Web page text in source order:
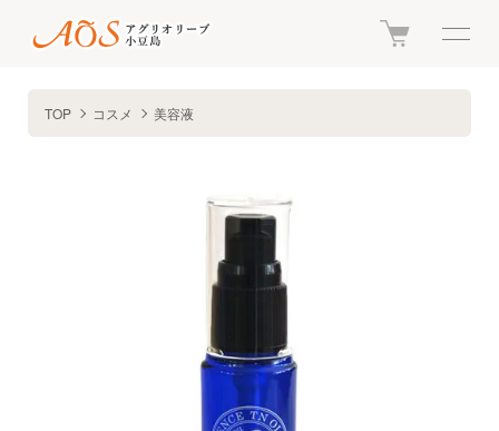
TOP コスメ 美容液